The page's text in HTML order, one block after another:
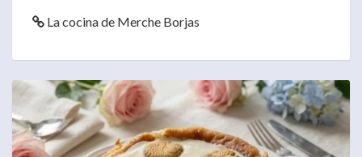
La cocina de Merche Borjas